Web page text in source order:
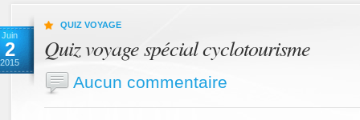
Juin
2
2015
QUIZ VOYAGE
Quiz voyage spécial cyclotourisme
Aucun commentaire